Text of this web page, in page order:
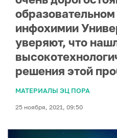
инфохимии
уверяют, что
решения этой
МАТЕРИАЛЫ ЭЦ ПОРА
25 ноября, 2021, 09:50